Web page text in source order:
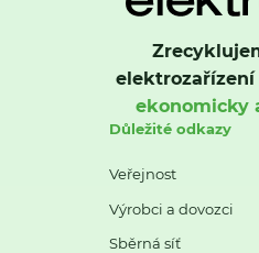
elektrozařízení
ekonomicky
Důležité odkazy
Veřejnost
Výrobci a dovozci
Sběrná síť